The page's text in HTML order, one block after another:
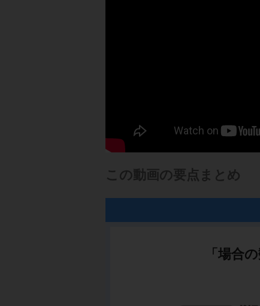
この動画の要点まとめ
「場合